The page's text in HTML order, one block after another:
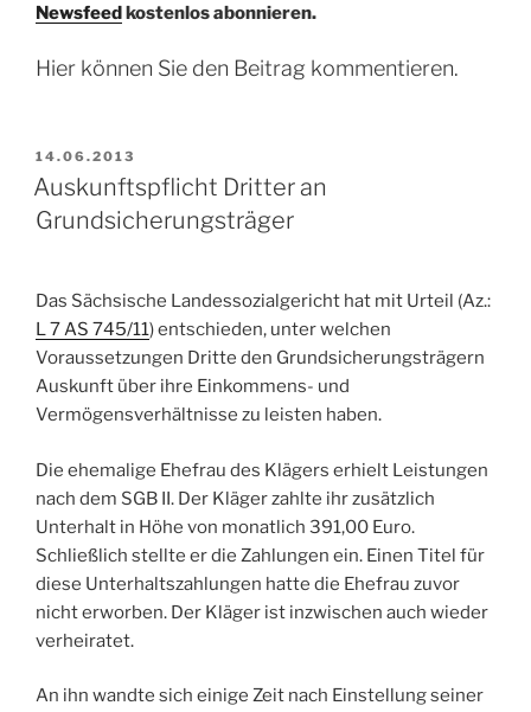
Newsfeedkostenlos abonnieren.
Hier können Sie den Beitrag kommentieren.
VERÖFFENTLICHT
AM
14.06.2013
Auskunftspflicht Dritter an
Grundsicherungsträger
Das Sächsische Landessozialgericht hat mit Urteil (Az.:
L 7 AS 745/11) entschieden, unter welchen
Voraussetzungen Dritte den Grundsicherungsträgern
Auskunft über ihre Einkommens- und
Vermögensverhältnisse zu leisten haben.
Die ehemalige Ehefrau des Klägers erhielt Leistungen
nach dem SGB II. Der Kläger zahlte ihr zusätzlich
Unterhalt in Höhe von monatlich 391,00 Euro.
Schließlich stellte er die Zahlungen ein. Einen Titel für
diese Unterhaltszahlungen hatte die Ehefrau zuvor
nicht erworben. Der Kläger ist inzwischen auch wieder
verheiratet.
An ihn wandte sich einige Zeit nach Einstellung seiner